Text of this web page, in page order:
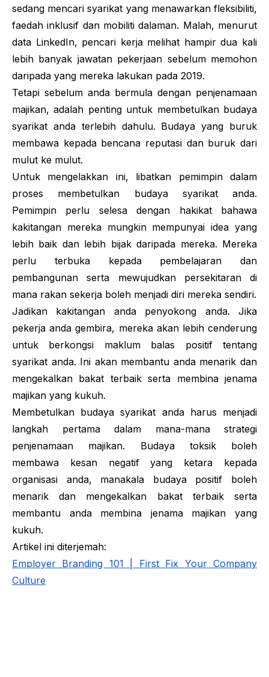
sedang mencari syarikat yang menawarkan fleksibiliti,
faedah inklusif dan mobiliti dalaman. Malah, menurut
data LinkedIn, pencari kerja melihat hampir dua kali
lebih banyak jawatan pekerjaan sebelum memohon
daripada yang mereka lakukan pada 2019.
Tetapi sebelum anda bermula dengan penjenamaan
majikan, adalah penting untuk membetulkan budaya
syarikat anda terlebih dahulu. Budaya yang buruk
membawa kepada bencana reputasi dan buruk dari
mulut ke mulut.
Untuk mengelakkan ini, libatkan pemimpin dalam
proses membetulkan budaya syarikat anda.
Pemimpin perlu selesa dengan hakikat bahawa
kakitangan mereka mungkin mempunyai idea yang
lebih baik dan lebih bijak daripada mereka. Mereka
perlu terbuka kepada pembelajaran dan
pembangunan serta mewujudkan persekitaran di
mana rakan sekerja boleh menjadi diri mereka sendiri.
Jadikan kakitangan anda penyokong anda. Jika
pekerja anda gembira, mereka akan lebih cenderung
untuk berkongsi maklum balas positif tentang
syarikat anda. Ini akan membantu anda menarik dan
mengekalkan bakat terbaik serta membina jenama
majikan yang kukuh.
Membetulkan budaya syarikat anda harus menjadi
langkah pertama dalam mana-mana strategi
penjenamaan majikan. Budaya toksik boleh
membawa kesan negatif yang ketara kepada
organisasi anda, manakala budaya positif boleh
menarik dan mengekalkan bakat terbaik serta
membantu anda membina jenama majikan yang
kukuh.
Artikel ini diterjemah:
Employer Branding 101 | First Fix Your Company
Culture